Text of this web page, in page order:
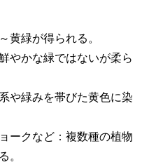
黄緑が得られる。
やかな緑ではないが柔ら
や緑みを帯びた黄色に染
ークなど：複数種の植物
。